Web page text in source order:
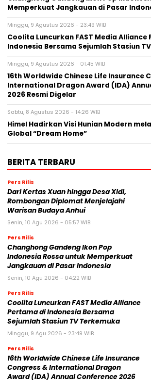
Memperkuat Jangkauan di Pasar
Minggu, 9 Agustus 2026 - 23:49 WIB
Coolita Luncurkan FAST Media Alliance
Indonesia Bersama Sejumlah Stasiun
Minggu, 9 Agustus 2026 - 01:45 WIB
16th Worldwide Chinese Life Insurance
International Dragon Award (IDA)
2026 Resmi Digelar
Sabtu, 8 Agustus 2026 - 14:26 WIB
Himel Hadirkan Visi Hunian Modern
Global “Dream Home”
BERITA TERBARU
Pers Rilis
Dari Kertas Xuan hingga Desa Xidi,
Rombongan Diplomat Menjelajahi
Warisan Budaya Anhui
Senin, 10 Agu 2026 - 05:57 WIB
Pers Rilis
Changhong Gandeng Ikon Pop
Indonesia Rossa untuk Memperkuat
Jangkauan di Pasar Indonesia
Senin, 10 Agu 2026 - 04:22 WIB
Pers Rilis
Coolita Luncurkan FAST Media Alliance
Pertama di Indonesia Bersama
Sejumlah Stasiun TV Terkemuka
Minggu, 9 Agu 2026 - 23:49 WIB
Pers Rilis
16th Worldwide Chinese Life Insurance
Congress & International Dragon
Award (IDA) Annual Conference 2026